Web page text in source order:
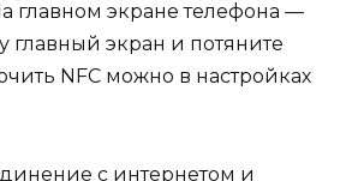
главном экране телефона —
главный экран и потяните
NFC можно в настройках
с интернетом и